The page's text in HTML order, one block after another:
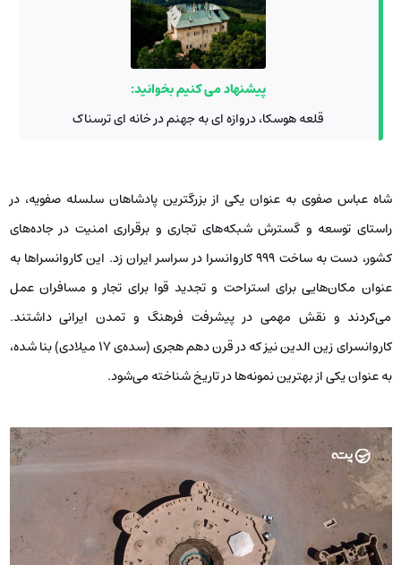
پیشنهاد می کنیم بخوانید:
قلعه هوسکا، دروازه ای به جهنم در خانه ای ترسناک
شاه عباس صفوی به عنوان یکی از بزرگترین پادشاهان سلسله‌ صفویه، در
راستای توسعه و گسترش شبکه‌های تجاری و برقراری امنیت در جاده‌های
کشور، دست به ساخت ۹۹۹ کاروانسرا در سراسر ایران زد. این کاروانسراها به
عنوان مکان‌هایی برای استراحت و تجدید قوا برای تجار و مسافران عمل
می‌کردند و نقش مهمی در پیشرفت فرهنگ و تمدن ایرانی داشتند.
کاروانسرای زین الدین نیز که در قرن دهم هجری (سده‌ی ۱۷ میلادی) بنا شده،
به عنوان یکی از بهترین نمونه‌ها در تاریخ شناخته می‌شود.